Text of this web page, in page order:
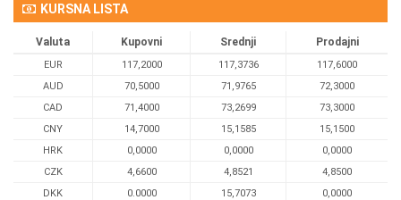
KURSNA LISTA
Valuta Kupovni Srednji Prodajni
EUR 117,2000 117,3736
117,6000
AUD
70,5000 71,9765
72,3000
CAD
71,4000 73,2699
73,3000
CNY
14,7000 15,1585
15,1500
HRK
0,0000 0,0000
0,0000
CZK
4,6600 4,8521
4,8500
DKK
0.0000 15,7073
0,0000